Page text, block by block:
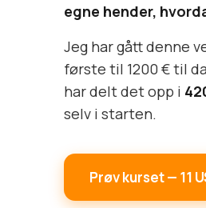
egne hender,
Jeg har gått denne
første til 1200 € til
har delt det opp i
selv i starten.
Prøv kurset — 11